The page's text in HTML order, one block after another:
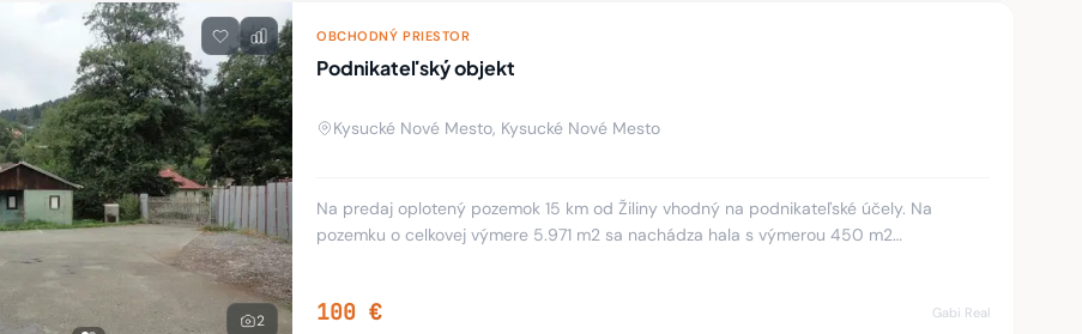
2
OBCHODNÝ PRIESTOR
Podnikateľský objekt
Kysucké Nové Mesto, Kysucké Nové Mesto
Na predaj oplotený pozemok 15 km od Žiliny vhodný na podnikateľské účely. Na
pozemku o celkovej výmere 5.971 m2 sa nachádza hala s výmerou 450 m2
100 € Gabi Real